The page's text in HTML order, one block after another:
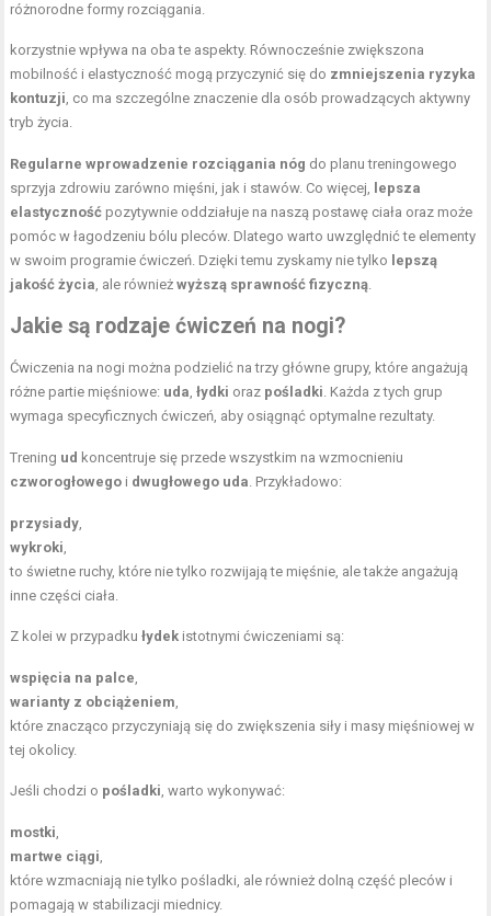
różnorodne formy rozciągania.
korzystnie wpływa na oba te aspekty. Równocześnie zwiększona
mobilność i elastyczność mogą przyczynić się do zmniejszenia ryzyka
kontuzji, co ma szczególne znaczenie dla osób prowadzących aktywny
tryb życia.
Regularne wprowadzenie rozciągania nóg do planu treningowego
sprzyja zdrowiu zarówno mięśni, jak i stawów. Co więcej, lepsza
elastyczność pozytywnie oddziałuje na naszą postawę ciała oraz może
pomóc w łagodzeniu bólu pleców. Dlatego warto uwzględnić te elementy
w swoim programie ćwiczeń. Dzięki temu zyskamy nie tylko lepszą
jakość życia, ale równieżwyższą sprawność fizyczną.
Jakie są rodzaje ćwiczeń na nogi?
Ćwiczenia na nogi można podzielić na trzy główne grupy, które angażują
różne partie mięśniowe: uda,łydki oraz pośladki. Każda z tych grup
wymaga specyficznych ćwiczeń, aby osiągnąć optymalne rezultaty.
Trening ud koncentruje się przede wszystkim na wzmocnieniu
czworogłowego i dwugłowego uda. Przykładowo:
przysiady,
wykroki,
to świetne ruchy, które nie tylko rozwijają te mięśnie, ale także angażują
inne części ciała.
Z kolei w przypadkułydek istotnymi ćwiczeniami są:
wspięcia na palce,
warianty z obciążeniem,
które znacząco przyczyniają się do zwiększenia siły i masy mięśniowej w
tej okolicy.
Jeśli chodzi o pośladki, warto wykonywać:
mostki,
martwe ciągi,
które wzmacniają nie tylko pośladki, ale również dolną część pleców i
pomagają w stabilizacji miednicy.